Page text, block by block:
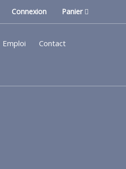
Connexion Panier
Emploi Contact